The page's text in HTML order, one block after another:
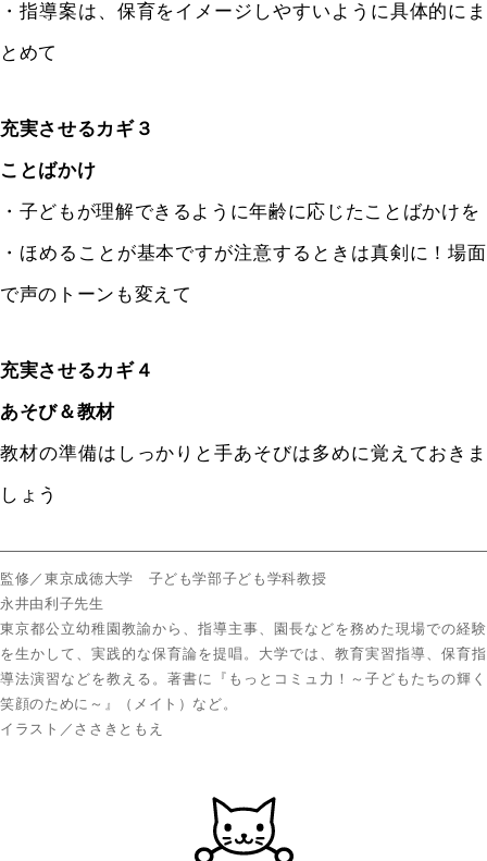
・指導案は、保育をイメージしやすいように具体的にま
とめて
充実させるカギ３
ことばかけ
・子どもが理解できるように年齢に応じたことばかけを
・ほめることが基本ですが注意するときは真剣に！場面
で声のトーンも変えて
充実させるカギ４
あそび＆教材
教材の準備はしっかりと手あそびは多めに覚えておきま
しょう
監修／東京成徳大学 子ども学部子ども学科教授
永井由利子先生
東京都公立幼稚園教諭から、指導主事、園長などを務めた現場での経験
を生かして、実践的な保育論を提唱。大学では、教育実習指導、保育指
導法演習などを教える。著書に『もっとコミュ力！～子どもたちの輝く
笑顔のために～』（メイト）など。
イラスト／ささきともえ